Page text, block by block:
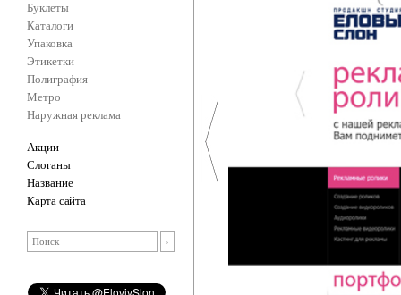
Буклеты
Каталоги
Упаковка
Этикетки
Полиграфия
Метро
Наружная реклама
Акции
Слоганы
Название
Карта сайта